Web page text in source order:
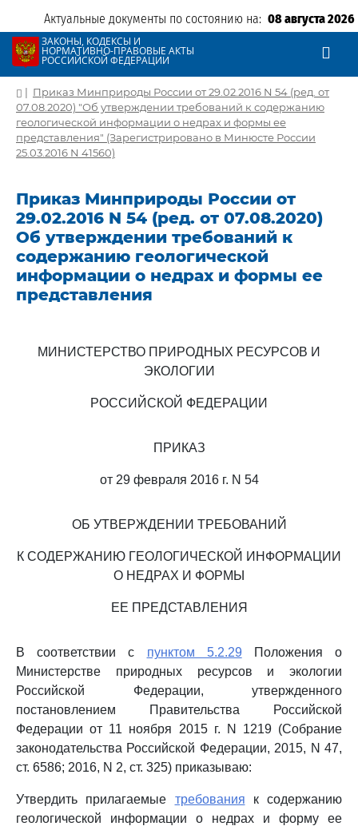
Актуальные документы по состоянию на: 08 августа 2026
ЗАКОНЫ, КОДЕКСЫ И
НОРМАТИВНО-ПРАВОВЫЕ АКТЫ
РОССИЙСКОЙ ФЕДЕРАЦИИ
| Приказ Минприроды России от 29.02.2016 N 54 (ред. от
07.08.2020) "Об утверждении требований к содержанию
геологической информации о недрах и формы ее
представления" (Зарегистрировано в Минюсте России
25.03.2016 N 41560)
Приказ Минприроды России от
29.02.2016 N 54 (ред. от 07.08.2020)
Об утверждении требований к
содержанию геологической
информации о недрах и формы ее
представления
МИНИСТЕРСТВО ПРИРОДНЫХ РЕСУРСОВ И
ЭКОЛОГИИ
РОССИЙСКОЙ ФЕДЕРАЦИИ
ПРИКАЗ
от 29 февраля 2016 г. N 54
ОБ УТВЕРЖДЕНИИ ТРЕБОВАНИЙ
К СОДЕРЖАНИЮ ГЕОЛОГИЧЕСКОЙ ИНФОРМАЦИИ
О НЕДРАХ И ФОРМЫ
ЕЕ ПРЕДСТАВЛЕНИЯ
В соответствии с пунктом 5.2.29 Положения о
Министерстве природных ресурсов и экологии
Российской Федерации, утвержденного
постановлением Правительства Российской
Федерации от 11 ноября 2015 г. N 1219 (Собрание
законодательства Российской Федерации, 2015, N 47,
ст. 6586; 2016, N 2, ст. 325) приказываю:
Утвердить прилагаемые требования к содержанию
геологической информации о недрах и форму ее